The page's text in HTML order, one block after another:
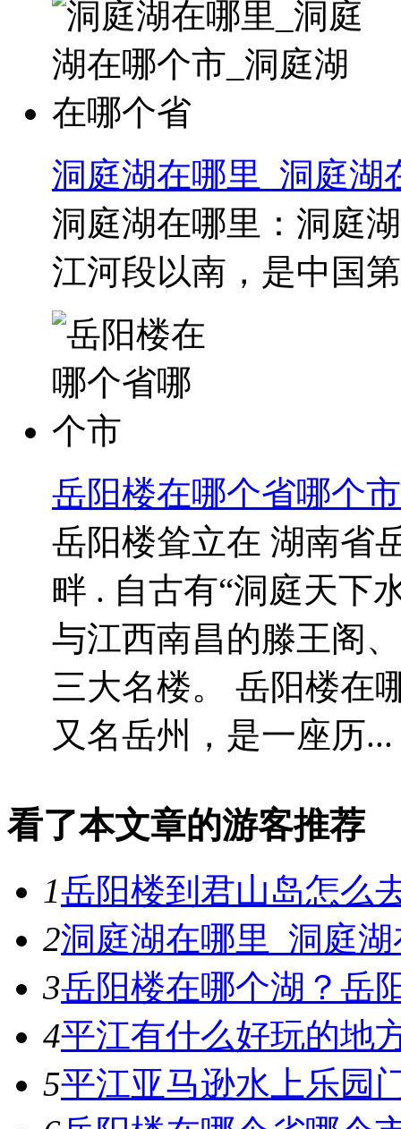
洞庭湖在哪里_洞庭湖
洞庭湖在哪里：洞庭
江河段以南，是中国
岳阳楼在哪个省哪个市
岳阳楼耸立在 湖南省
畔 . 自古有“洞庭天下
与江西南昌的滕王阁
三大名楼。 岳阳楼在
又名岳州，是一座历...
看了本文章的游客推荐
1岳阳楼到君山岛怎么
2洞庭湖在哪里_洞庭
3岳阳楼在哪个湖？岳
4平江有什么好玩的地
5平江亚马逊水上乐园